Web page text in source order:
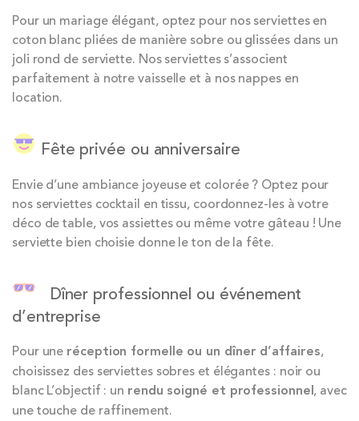
Pour un mariage élégant, optez pour nos serviettes en
coton blanc pliées de manière sobre ou glissées dans un
joli rond de serviette. Nos serviettes s’associent
parfaitement à notre vaisselle et à nos nappes en
location.
Fête privée ou anniversaire
Envie d’une ambiance joyeuse et colorée ? Optez pour
nos serviettes cocktail en tissu, coordonnez-les à votre
déco de table, vos assiettes ou même votre gâteau ! Une
serviette bien choisie donne le ton de la fête.
Dîner professionnel ou événement
d’entreprise
Pour une réception formelle ou un dîner d’affaires,
choisissez des serviettes sobres et élégantes : noir ou
blanc L’objectif : un rendu soigné et professionnel, avec
une touche de raffinement.